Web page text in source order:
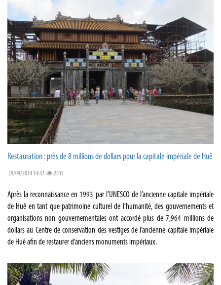
Restauration : près de 8 millions de dollars pour la capitale impériale de Huê
29/09/2014 14:47 2535
Après la reconnaissance en 1993 par l’UNESCO de l’ancienne capitale impériale
de Huê en tant que patrimoine culturel de l’humanité, des gouvernements et
organisations non gouvernementales ont accordé plus de 7,964 millions de
dollars au Centre de conservation des vestiges de l’ancienne capitale impériale
de Huê afin de restaurer d’anciens monuments impériaux.